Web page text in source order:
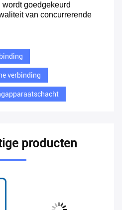
goedgekeurd
van concurrerende
verbinding
producten